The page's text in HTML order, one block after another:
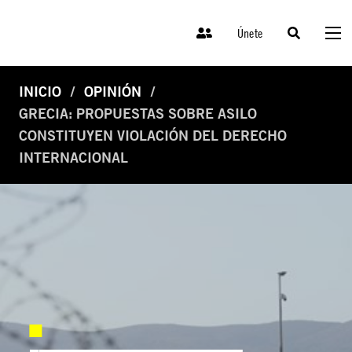
Únete
INICIO
OPINIÓN
GRECIA: PROPUESTAS SOBRE ASILO
CONSTITUYEN VIOLACIÓN DEL DERECHO
INTERNACIONAL